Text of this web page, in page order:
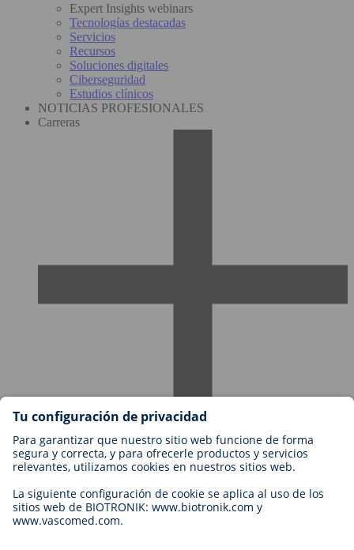
Expert Insights webinars
Tecnologías destacadas
Servicios
Recursos
Soluciones digitales
Ciberseguridad
Estudios clínicos
NOTICIAS PROFESIONALES
Carreras
Empleos en BIOTRONIK
Niveles profesionales
Aplicación
Oportunidad profesional